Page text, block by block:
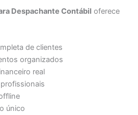
Despachante Contábil oferece
de clientes
organizados
real
único